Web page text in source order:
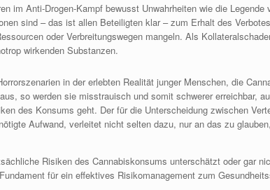
im Anti-Drogen-Kampf bewusst Unwahrheiten wie die Legende
sind – das ist allen Beteiligten klar – zum Erhalt des
oder Verbreitungswegen mangeln. Als
wirkenden Substanzen.
in der erlebten Realität junger Menschen, die
so werden sie misstrauisch und somit schwerer erreichbar,
des Konsums geht. Der für die Unterscheidung zwischen
Aufwand, verleitet nicht selten dazu, nur an das zu
Risiken des Cannabiskonsums unterschätzt oder gar
für ein effektives Risikomanagement zum